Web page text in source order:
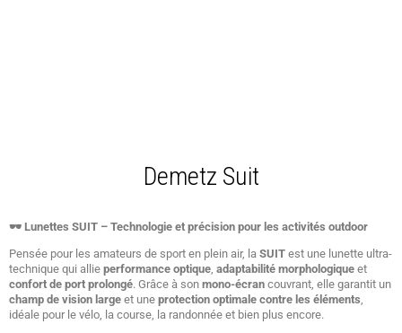
Demetz Suit
🕶️ Lunettes SUIT – Technologie et précision pour les activités outdoor
Pensée pour les amateurs de sport en plein air, la SUIT est une lunette ultra-
technique qui allie performance optique adaptabilité morphologique et
confort de port prolongé. Grâce à son mono-écran couvrant, elle garantit un
champ de vision large et une protection optimale contre les éléments
idéale pour le vélo, la course, la randonnée et bien plus encore.